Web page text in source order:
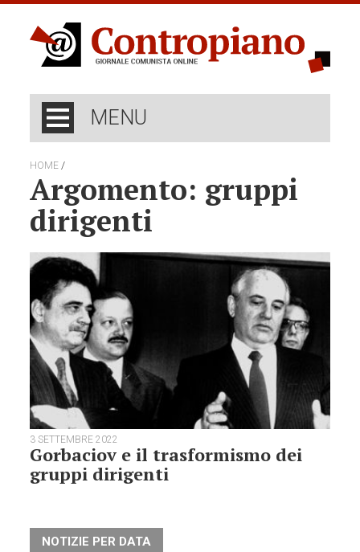
MENU
HOME /
Argomento: gruppi
dirigenti
3 SETTEMBRE 2022
Gorbaciov e il trasformismo dei
gruppi dirigenti
NOTIZIE PER DATA